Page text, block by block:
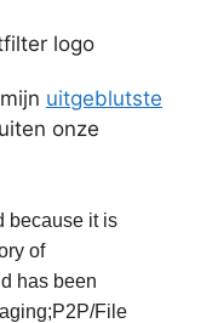
uitgeblutste
onze
because it is
of
has been
File